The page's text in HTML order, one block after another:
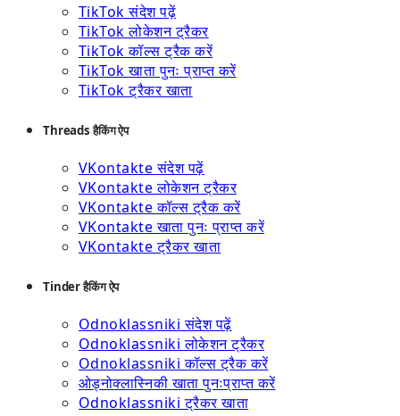
TikTok संदेश पढ़ें
TikTok लोकेशन ट्रैकर
TikTok कॉल्स ट्रैक करें
TikTok खाता पुनः प्राप्त करें
TikTok ट्रैकर खाता
Threads हैकिंग ऐप
VKontakte संदेश पढ़ें
VKontakte लोकेशन ट्रैकर
VKontakte कॉल्स ट्रैक करें
VKontakte खाता पुनः प्राप्त करें
VKontakte ट्रैकर खाता
Tinder हैकिंग ऐप
Odnoklassniki संदेश पढ़ें
Odnoklassniki लोकेशन ट्रैकर
Odnoklassniki कॉल्स ट्रैक करें
ओड्नोक्लास्निकी खाता पुनःप्राप्त करें
Odnoklassniki ट्रैकर खाता